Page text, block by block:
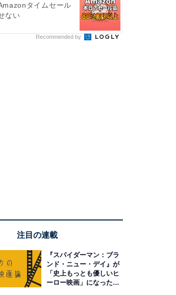
タイムセール
ない
Recommended by
注目の連載
『スパイダーマン：ブラ
ンド・ニュー・デイ』が
「史上もっとも優しいヒ
ーロー映画」になった理